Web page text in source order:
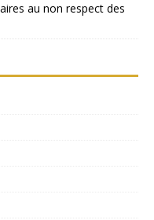
au non respect des